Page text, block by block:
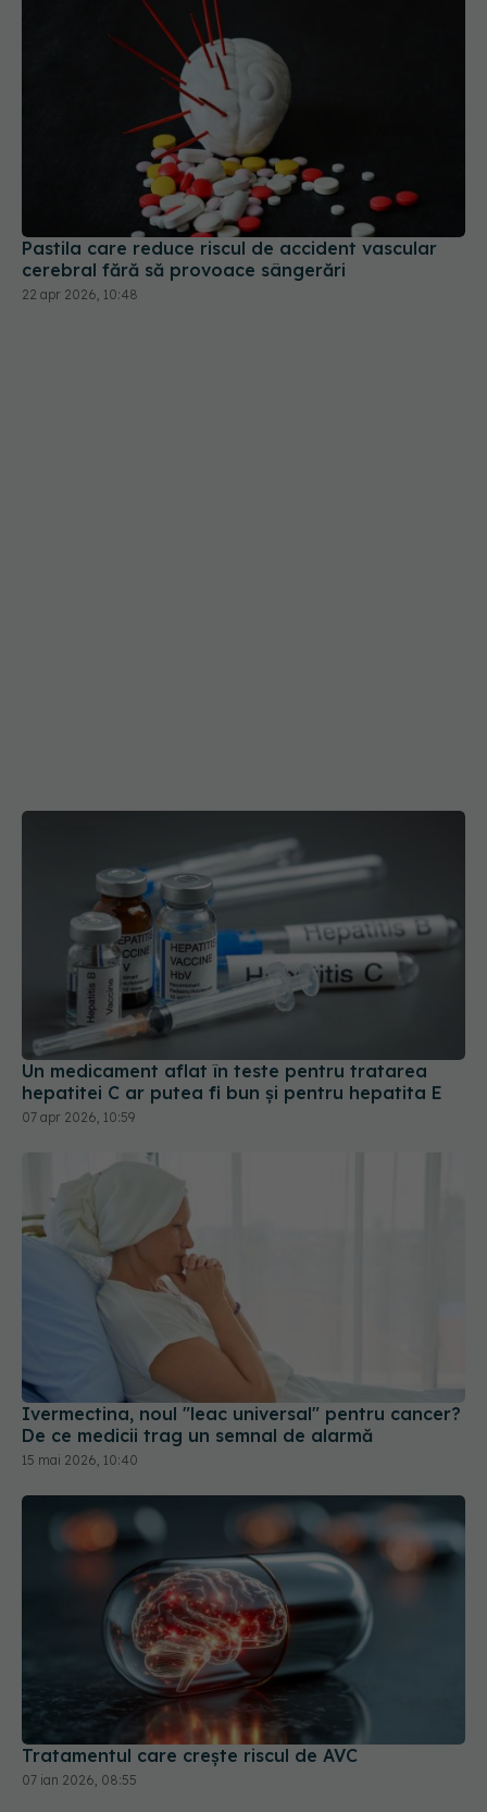
Pastila care reduce riscul de accident vascular
cerebral fără să provoace sângerări
22 apr 2026, 10:48
Un medicament aflat în teste pentru tratarea
hepatitei C ar putea fi bun și pentru hepatita E
07 apr 2026, 10:59
Ivermectina, noul "leac universal" pentru cancer?
De ce medicii trag un semnal de alarmă
15 mai 2026, 10:40
Tratamentul care crește riscul de AVC